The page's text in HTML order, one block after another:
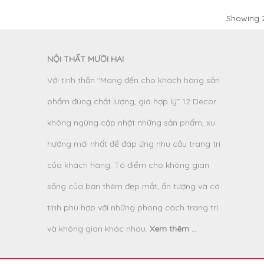
Showing
NỘI THẤT MƯỜI HAI
Với tinh thần "Mang đến cho khách hàng sản
phẩm đúng chất lượng, giá hợp lý" 12 Decor
không ngừng cập nhật những sản phẩm, xu
hướng mới nhất để đáp ứng nhu cầu trang trí
của khách hàng. Tô điểm cho không gian
sống của bạn thêm đẹp mắt, ấn tượng và cá
tính phù hợp với những phong cách trang trí
và không gian khác nhau. Xem thêm ...